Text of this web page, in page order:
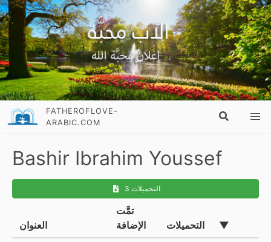
FATHEROFLOVE-
ARABIC.COM
Bashir Ibrahim Youssef
3 التحميلات
العنوان
تمَّت
الإضافة
التحميلات ▼